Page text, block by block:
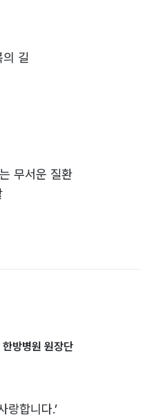
, 흔히 저지르는 실수
을 되살리는 길을 단계
, 목과 허리, 그리고 부
가운동을 연결하는 방법
려 준다.
집중적으로 다룬다. 유
등 주요 암 수술 뒤 나
에서 바로 펼쳐 볼 수
수술 부위와 시기에 맞
하게 정리하여 재활 일
순한 반복이 아니라, 몸
는 메시지를 담고 있으
길
무서운 질환
방병원 원장단
랑합니다.’